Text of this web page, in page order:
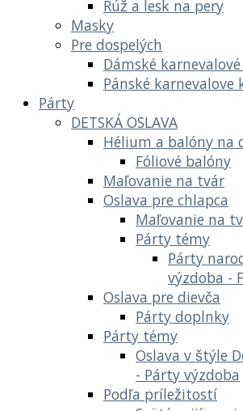
Rúž a lesk na pery
Masky
Pre dospelých
Dámské
Pánské karnevalove
Párty
DETSKÁ OSLAVA
Hélium a balóny na
Fóliové balóny
Maľovanie na tvár
Oslava pre chlapca
Maľovanie na
Párty témy
Párty
výzdoba -
Oslava pre dievča
Párty doplnky
Párty témy
Oslava v štýle
- Párty výzdoba
Podľa príležitostí